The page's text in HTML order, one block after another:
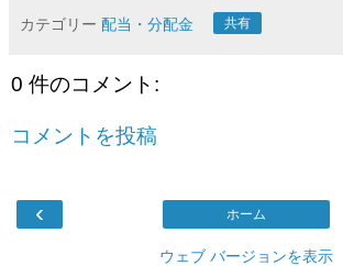
カテゴリー 配当・分配金 共有
0 件のコメント:
コメントを投稿
‹ ホーム
ウェブ バージョンを表示